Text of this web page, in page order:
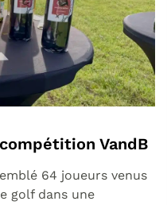
VandB
64 joueurs venus
golf dans une